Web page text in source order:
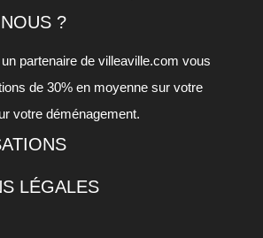
?
partenaire de villeaville.com vous
de 30% en moyenne sur votre
votre déménagement.
LÉGALES